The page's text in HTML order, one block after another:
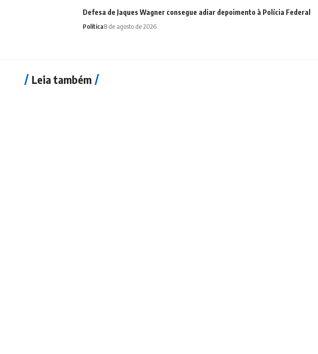
Defesa de Jaques Wagner consegue adiar depoimento à Polícia Federal
Política8 de agosto de 2026
Leia também